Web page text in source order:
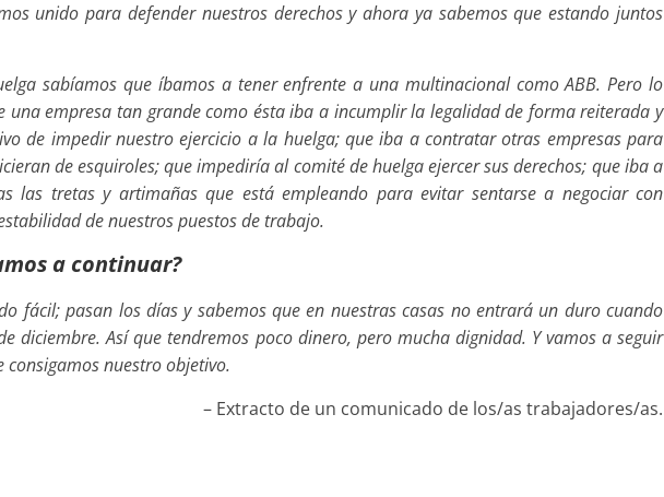
unido para defender nuestros derechos y ahora ya sabemos que estando juntos
sabíamos que íbamos a tener enfrente a una multinacional como ABB. Pero lo
una empresa tan grande como ésta iba a incumplir la legalidad de forma reiterada y
de impedir nuestro ejercicio a la huelga; que iba a contratar otras empresas para
de esquiroles; que impediría al comité de huelga ejercer sus derechos; que iba a
las tretas y artimañas que está empleando para evitar sentarse a negociar con
de nuestros puestos de trabajo.
a continuar?
fácil; pasan los días y sabemos que en nuestras casas no entrará un duro cuando
diciembre. Así que tendremos poco dinero, pero mucha dignidad. Y vamos a seguir
consigamos nuestro objetivo.
– Extracto de un comunicado de los/as trabajadores/as.